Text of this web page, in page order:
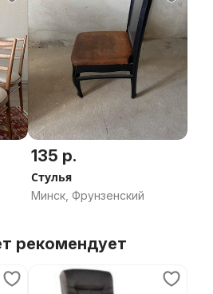
135 р.
Стулья
Минск, Фрунзенский
рекомендует